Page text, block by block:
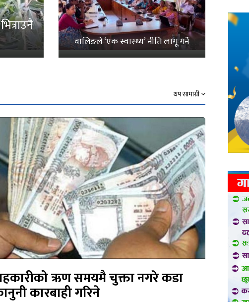
वालिङले ‘एक स्वास्थ्य’ नीति लागू गर्ने
थप सामाग्री
ऋण समयमै चुक्ता नगरे कडा
कारबाही गरिने